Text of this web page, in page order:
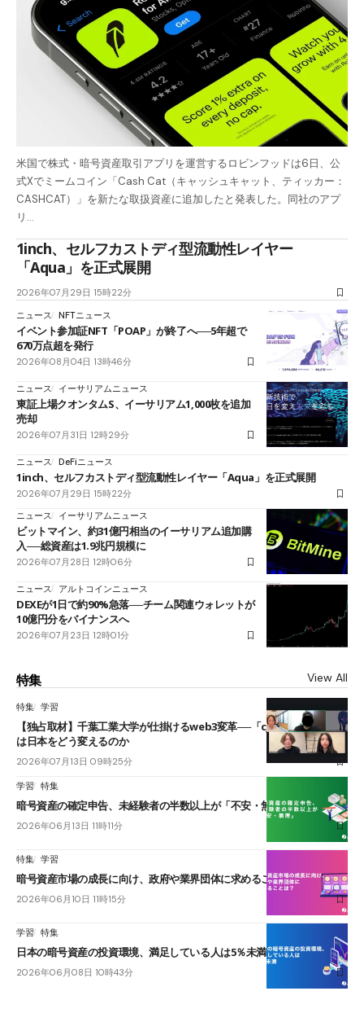
米国で株式・暗号資産取引アプリを運営するロビンフッドは6日、公
式Xでミームコイン「Cash Cat（キャッシュキャット、ティッカー：
CASHCAT）」を新たな取扱資産に追加したと発表した。同社のアプ
リ…
1inch、セルフカストディ型流動性レイヤー
「Aqua」を正式展開
2026年07月29日 15時22分
ニュース NFTニュース
イベント参加証NFT「POAP」が終了へ──5年超で
670万点超を発行
2026年08月04日 13時46分
ニュース イーサリアムニュース
東証上場クオンタムS、イーサリアム1,000枚を追加
売却
2026年07月31日 12時29分
ニュース DeFiニュース
1inch、セルフカストディ型流動性レイヤー「Aqua」を正式展開
2026年07月29日 15時22分
ニュース
イーサリアムニュース
ビットマイン、約31億円相当のイーサリアム追加購
入──総資産は1.9兆円規模に
2026年07月28日 12時06分
ニュース アルトコインニュース
DEXEが1日で約90%急落──チーム関連ウォレットが
10億円分をバイナンスへ
2026年07月23日 12時01分
特集 View All
特集 学習
【独占取材】千葉工業大学が仕掛けるweb3変革──「cJPY」とAIの融合
は日本をどう変えるのか
2026年07月13日 09時25分
学習 特集
暗号資産の確定申告、未経験者の半数以上が「不安・無理」
2026年06月13日 11時11分
特集 学習
暗号資産市場の成長に向け、政府や業界団体に求めることは？
2026年06月10日 11時15分
学習 特集
日本の暗号資産の投資環境、満足している人は5％未満
2026年06月08日 10時43分